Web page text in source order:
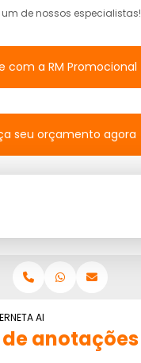
de nossos especialistas!
com a RM Promocional
seu orçamento agora
ANOTACOES
anotações